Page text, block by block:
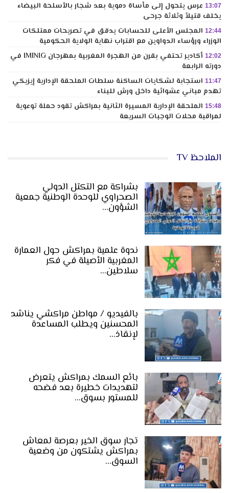
13:07 عرس يتحول إلى مأساة دموية بعد شجار بالأسلحة البيضاء
يخلف قتيلاً وثلاثة جرحى
12:44 المجلس الأعلى للحسابات يدقق في تصريحات ممتلكات
الوزراء ورؤساء الدواوين مع اقتراب نهاية الولاية الحكومية
12:02
أكادير تحتفي بقرن من الهجرة المغربية بمهرجان IMINIG في
دورته الرابعة
11:47 استجابة لشكايات الساكنة سلطات الملحقة الإدارية إيزيكي
تهدم مباني عشوائية داخل ورش للبناء
15:48 الملحقة الإدارية المسيرة الثانية بمراكش تقود حملة توعوية
لمراقبة محلات الوجبات السريعة
الملاحظ TV
بشراكة مع التكتل الدولي
الصحراوي للوحدة الوطنية جمعية
الشؤون…
ندوة علمية بمراكش حول العمارة
المغربية الأصيلة في فكر
سلاطين…
بالفيديو / مواطن مراكشي يناشد
المحسنين ويطلب المساعدة
لإنقاذ…
بائع السمك بمراكش يتعرض
لتهديدات خطيرة بعد فضحه
للمستور بسوق…
تجار سوق الخير بعرصة لمعاش
بمراكش يشتكون من وضعية
السوق…